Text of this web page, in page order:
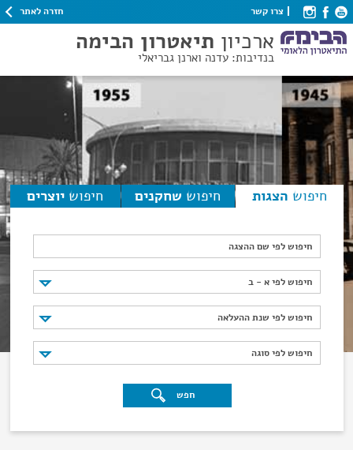
צרו קשר חזרה לאתר
ארכיון תיאטרון הבימה
בנדיבות: עדנה וארנן גבריאלי
חיפוש הצגות חיפוש שחקנים חיפוש יוצרים
חיפוש לפי שם ההצגה
חיפוש לפי א - ב
חיפוש לפי א - ב
חיפוש לפי שנת ההעלאה
חיפוש לפי שנת ההעלאה
חיפוש לפי סוגה
חיפוש לפי סוגה
חפש